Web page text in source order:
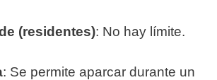
(residentes): No hay límite.
: Se permite aparcar durante un